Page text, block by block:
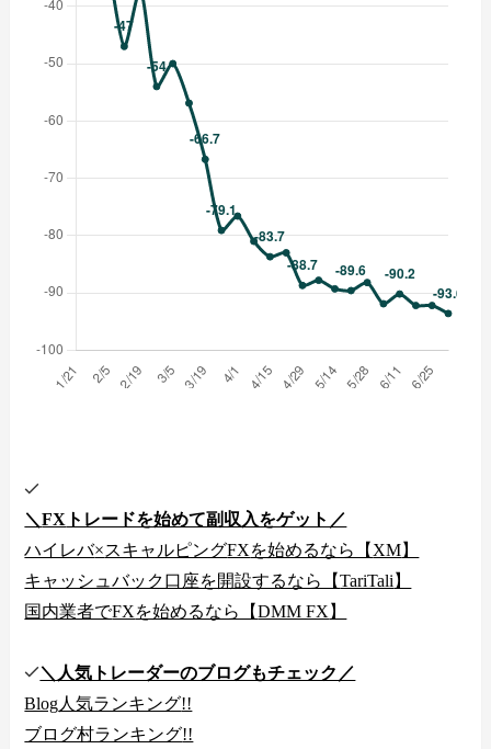
＼FX トレードを始めて副収入をゲット／
ハイレバ×スキャルピングFXを始めるなら【XM】
キャッシュバック口座を開設するなら【TariTali】
国内業者でFXを始めるなら【DMM FX】
＼人気トレーダーのブログもチェック／
Blog人気ランキング!!
ブログ村ランキング!!